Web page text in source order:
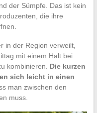
der Sümpfe. Das ist kein
die ihre
in der Region verweilt,
mit einem Halt bei
kombinieren. Die kurzen
sich leicht in einen
man zwischen den
muss.